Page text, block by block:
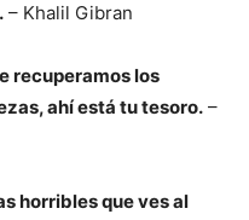
– Khalil Gibran
recuperamos los
ahí está tu tesoro. –
horribles que ves al